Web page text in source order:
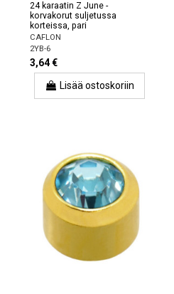
24 karaatin Z June -
korvakorut suljetussa
korteissa, pari
CAFLON
2YB-6
3,64 €
Lisää ostoskoriin